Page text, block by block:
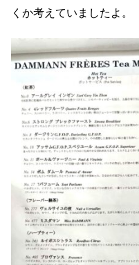
くか考えていましたよ。